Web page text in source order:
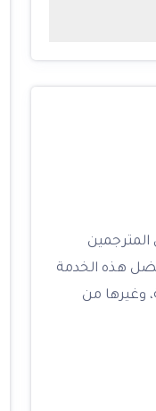
المترجمين
هذه الخدمة
وغيرها من